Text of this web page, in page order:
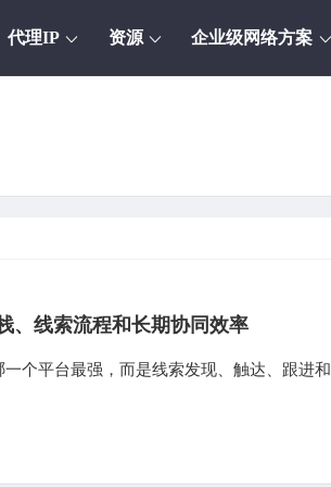
代理IP 资源 企业级网络方案
、线索流程和长期协同效率
个平台最强，而是线索发现、触达、跟进和